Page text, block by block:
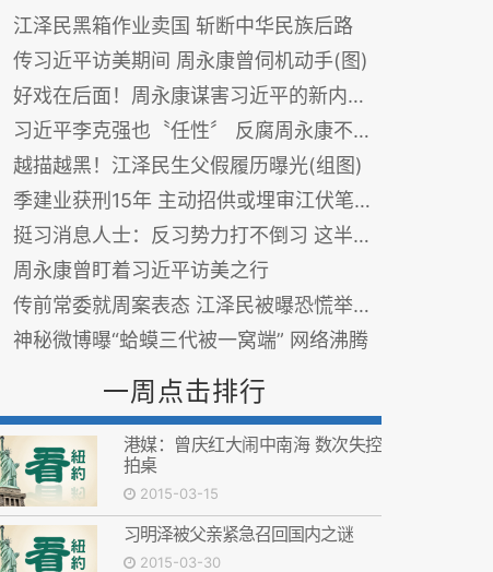
江泽民黑箱作业卖国 斩断中华民族后路
传习近平访美期间 周永康曾伺机动手(图)
好戏在后面！周永康谋害习近平的新内情(图)
习近平李克强也〝任性〞 反腐周永康不是封顶？
越描越黑！江泽民生父假履历曝光(组图)
季建业获刑15年 主动招供或埋审江伏笔(图)
挺习消息人士：反习势力打不倒习 这半年变招在做一件事
周永康曾盯着习近平访美之行
传前常委就周案表态 江泽民被曝恐慌举动(图)
神秘微博曝“蛤蟆三代被一窝端” 网络沸腾
一周点击排行
港媒：曾庆红大闹中南海 数次失控
拍桌
2015-03-15
习明泽被父亲紧急召回国内之谜
2015-03-30